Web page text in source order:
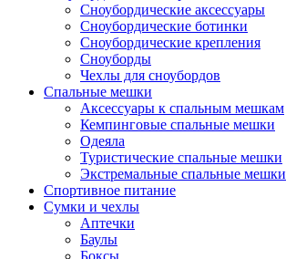
Сноубордические аксессуары
Сноубордические ботинки
Сноубордические крепления
Сноуборды
Чехлы для сноубордов
Спальные мешки
Аксессуары к спальным мешкам
Кемпинговые спальные мешки
Одеяла
Туристические спальные мешки
Экстремальные спальные мешки
Спортивное питание
Сумки и чехлы
Аптечки
Баулы
Боксы